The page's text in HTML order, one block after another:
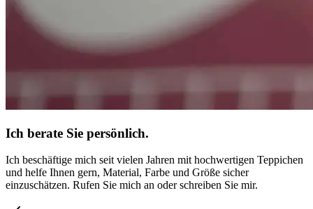
Ich berate Sie persönlich.
Ich beschäftige mich seit vielen Jahren mit hochwertigen Teppichen
und helfe Ihnen gern, Material, Farbe und Größe sicher
einzuschätzen. Rufen Sie mich an oder schreiben Sie mir.